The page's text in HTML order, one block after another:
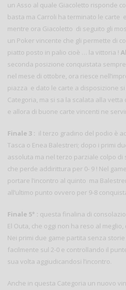
un Asso al quale Giacoletto risponde
basta ma Carroli ha terminato le carte
mentre ora Giacoletto di seguito gli
un Poker vincente che gli permette di
piatto posto in palio cioè … la vittoria !
seconda posizione conquistata
nel mese di ottobre, ora riesce
piazza e dato le carte a disposizione
Categoria, ma si sa la scalata alla
e allora di buone carte vincenti ne
Finale 3 : il terzo gradino del podio è
Tasca o Enea Balestreri; dopo i primi
assoluta ma nel terzo parziale colpo di
che perde addirittura per 0- 9 ! Nel
portare l’incontro al quinto ma
all’ultimo punto ovvero per 9-8
Finale 5° : questa finalina di
El Outa, che oggi non ha reso al
Nei primi due game partita senza
facilmente sul 2-0 e controllando il
sua volta aggiudicandosi l’incontro.
Anche in questa Categoria un nuovo